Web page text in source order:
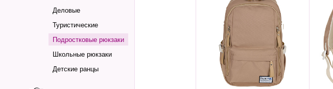
Деловые
Туристические
Подростковые рюкзаки
Школьные рюкзаки
Детские ранцы